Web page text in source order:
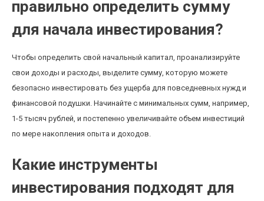
правильно определить сумму
для начала инвестирования?
Чтобы определить свой начальный капитал, проанализируйте
свои доходы и расходы, выделите сумму, которую можете
безопасно инвестировать без ущерба для повседневных нужд и
финансовой подушки. Начинайте с минимальных сумм, например,
1-5 тысяч рублей, и постепенно увеличивайте объем инвестиций
по мере накопления опыта и доходов.
Какие инструменты
инвестирования подходят для